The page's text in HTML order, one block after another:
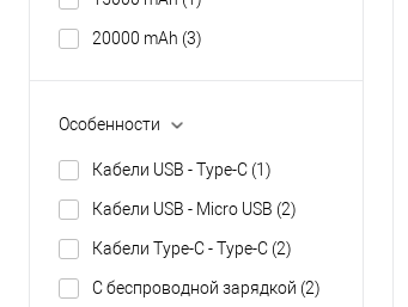
20000 mAh (3)
Особенности
Кабели USB - Type-C (1)
Кабели USB - Micro USB (2)
Кабели Type-C - Type-C (2)
С беспроводной зарядкой (2)